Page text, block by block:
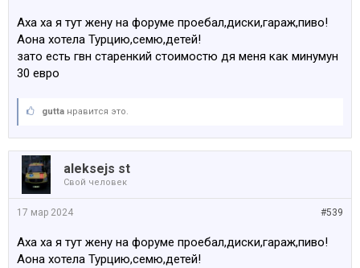
Аха ха я тут жену на форуме проебал,диски,гараж,пиво!
Аона хотела Турцию,семю,детей!
зато есть гвн старенкий стоимостю дя меня как минумун
30 евро
gutta нравится это.
aleksejs st
Свой человек
#539
17 мар 2024
Аха ха я тут жену на форуме проебал,диски,гараж,пиво!
Аона хотела Турцию,семю,детей!